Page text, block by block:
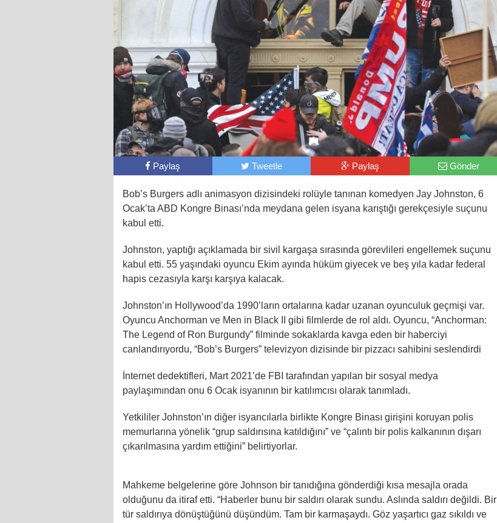
Paylaş Tweetle Paylaş Gönder
Bob’s Burgers adlı animasyon dizisindeki rolüyle tanınan komedyen Jay Johnston, 6
Ocak’ta ABD Kongre Binası’nda meydana gelen isyana karıştığı gerekçesiyle suçunu
kabul etti.
Johnston, yaptığı açıklamada bir sivil kargaşa sırasında görevlileri engellemek suçunu
kabul etti. 55 yaşındaki oyuncu Ekim ayında hüküm giyecek ve beş yıla kadar federal
hapis cezasıyla karşı karşıya kalacak.
Johnston’ın Hollywood’da 1990’ların ortalarına kadar uzanan oyunculuk geçmişi var.
Oyuncu Anchorman ve Men in Black II gibi filmlerde de rol aldı. Oyuncu, “Anchorman:
The Legend of Ron Burgundy” filminde sokaklarda kavga eden bir haberciyi
canlandırıyordu, “Bob’s Burgers” televizyon dizisinde bir pizzacı sahibini seslendirdi
İnternet dedektifleri, Mart 2021’de FBI tarafından yapılan bir sosyal medya
paylaşımından onu 6 Ocak isyanının bir katılımcısı olarak tanımladı.
Yetkililer Johnston’ın diğer isyancılarla birlikte Kongre Binası girişini koruyan polis
memurlarına yönelik “grup saldırısına katıldığını” ve “çalıntı bir polis kalkanının dışarı
çıkarılmasına yardım ettiğini” belirtiyorlar.
Mahkeme belgelerine göre Johnson bir tanıdığına gönderdiği kısa mesajla orada
olduğunu da itiraf etti. “Haberler bunu bir saldırı olarak sundu. Aslında saldırı değildi. Bir
tür saldırıya dönüştüğünü düşündüm. Tam bir karmaşaydı. Göz yaşartıcı gaz sıkıldı ve